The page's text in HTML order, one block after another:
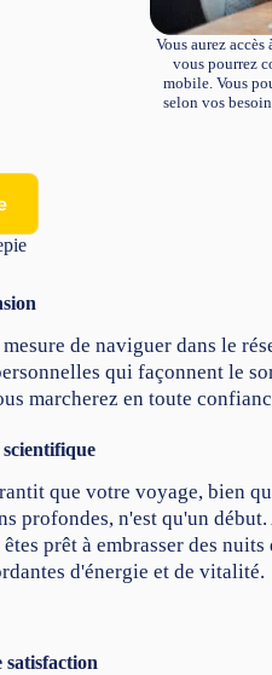
Vous aurez
vous pourrez
mobile. Vous
selon vos
mesure de naviguer dans le
qui façonnent le
marcherez en toute
que votre voyage, bien
profondes, n'est qu'un
prêt à embrasser des
d'énergie et de vitalité.
satisfaction